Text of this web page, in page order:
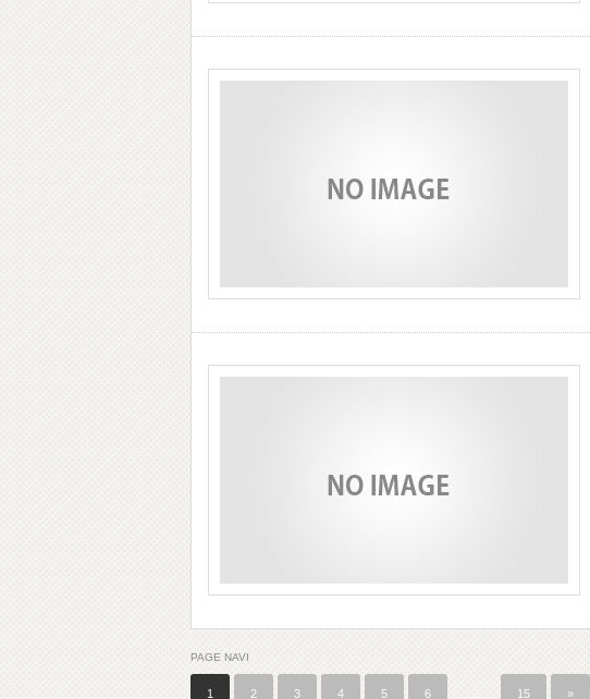
PAGE NAVI
1 2 3 4 5 6 15 »